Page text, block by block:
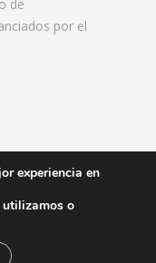
de
por el
experiencia en
utilizamos o